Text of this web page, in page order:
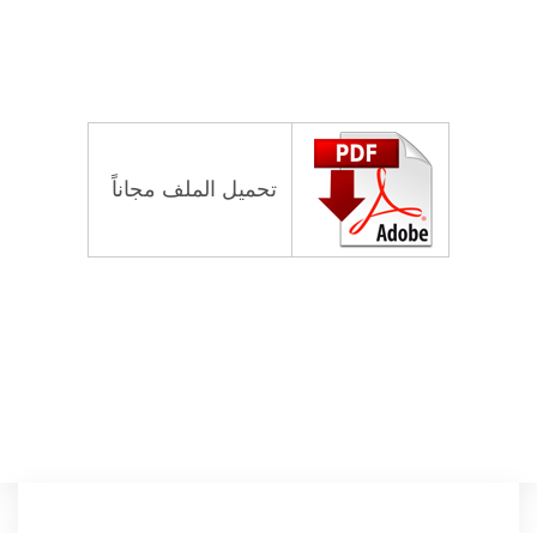
تحميل الملف مجاناً